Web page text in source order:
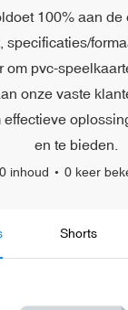
100% aan
specificaties/
om pvc-
onze vaste
effectieve
en te bieden.
0 inhoud 0 keer
Shorts